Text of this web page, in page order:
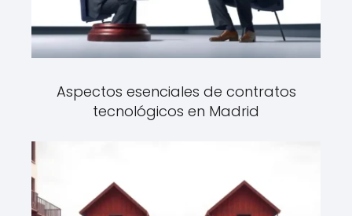
Aspectos esenciales de contratos
tecnológicos en Madrid